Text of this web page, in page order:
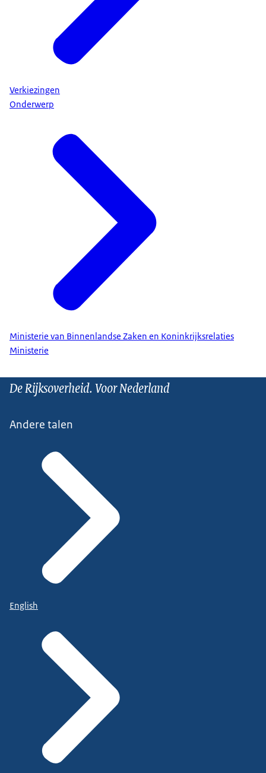
Verkiezingen
Onderwerp
Ministerie van Binnenlandse Zaken en Koninkrijksrelaties
Ministerie
De Rijksoverheid. Voor Nederland
Andere talen
English